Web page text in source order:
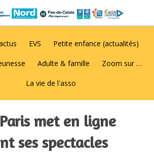
EVS Petite enfance (actualités)
Adulte & famille Zoom sur …
La vie de l'asso
Paris met en ligne
ses spectacles